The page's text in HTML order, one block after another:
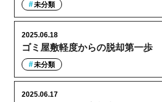
未分類
ゴミ屋敷軽度からの脱却第一歩
2025.06.18
未分類
2025.06.17